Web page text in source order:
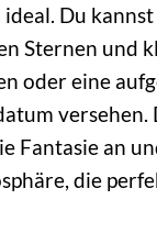
Du
Sternen und
oder eine
versehen.
Fantasie an
die